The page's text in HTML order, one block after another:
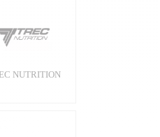
NUTRITION